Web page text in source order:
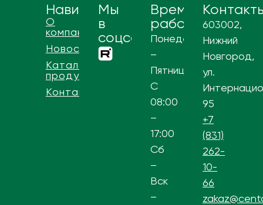
Навигация
О
компании
Новости
Каталог
продукции
Контакты
Мы
в
соцсетях
Время
работы
Понедельник
–
Пятница
С
08:00
–
17:00
Сб
–
Вск
–
603002,
Нижний
Новгород,
ул.
95
+7
(831)
262-
10-
66